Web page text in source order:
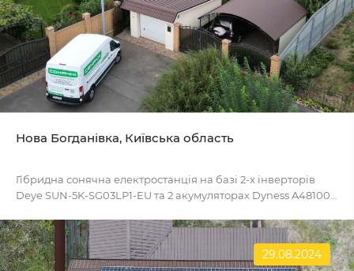
Нова Богданівка, Київська область
Гібридна сонячна електростанція на базі 2-х інверторів
Deye SUN-5K-SG03LP1-EU та 2 акумуляторах Dyness A48100...
29.08.2024